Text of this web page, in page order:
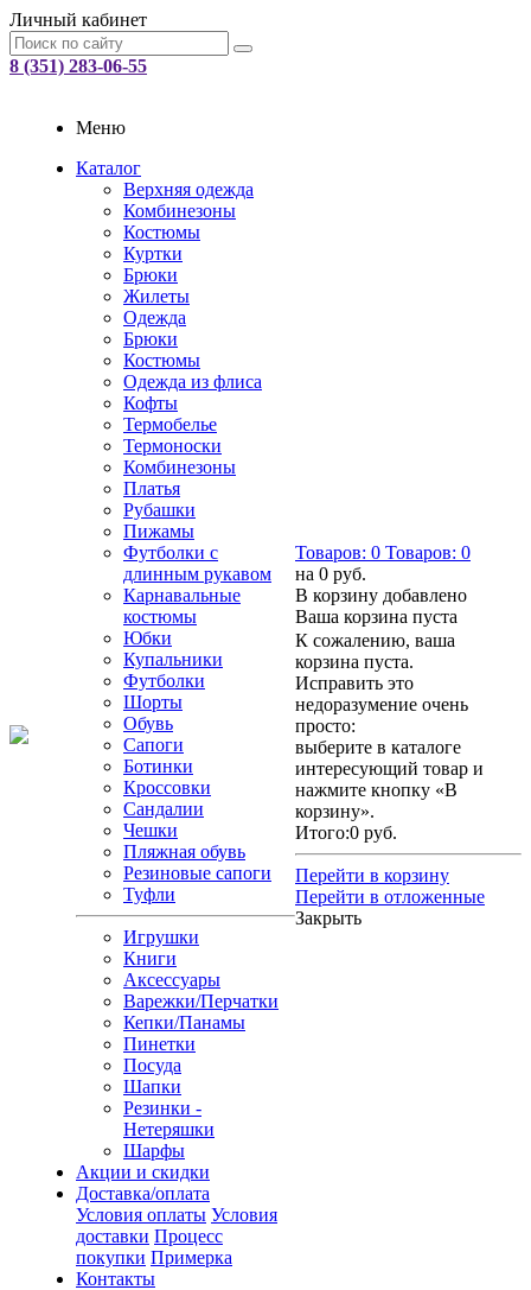
Личный кабинет
8 (351) 283-06-55
Меню
Каталог
Верхняя одежда
Комбинезоны
Костюмы
Куртки
Брюки
Жилеты
Одежда
Брюки
Костюмы
Одежда из флиса
Кофты
Термобелье
Термоноски
Комбинезоны
Платья
Рубашки
Пижамы
Футболки с
длинным рукавом
Карнавальные
костюмы
Юбки
Купальники
Футболки
Шорты
Обувь
Сапоги
Ботинки
Кроссовки
Сандалии
Чешки
Пляжная обувь
Резиновые сапоги
Туфли
Игрушки
Книги
Аксессуары
Варежки/Перчатки
Кепки/Панамы
Пинетки
Посуда
Шапки
Резинки -
Нетеряшки
Шарфы
Акции и скидки
Доставка/оплата
Условия оплаты Условия
доставки Процесс
покупки Примерка
Контакты
Товаров: 0 Товаров: 0
на 0 руб.
В корзину добавлено
Ваша корзина пуста
К сожалению, ваша
корзина пуста.
Исправить это
недоразумение очень
просто:
выберите в каталоге
интересующий товар и
нажмите кнопку «В
корзину».
Итого:0 руб.
Перейти в корзину
Перейти в отложенные
Закрыть